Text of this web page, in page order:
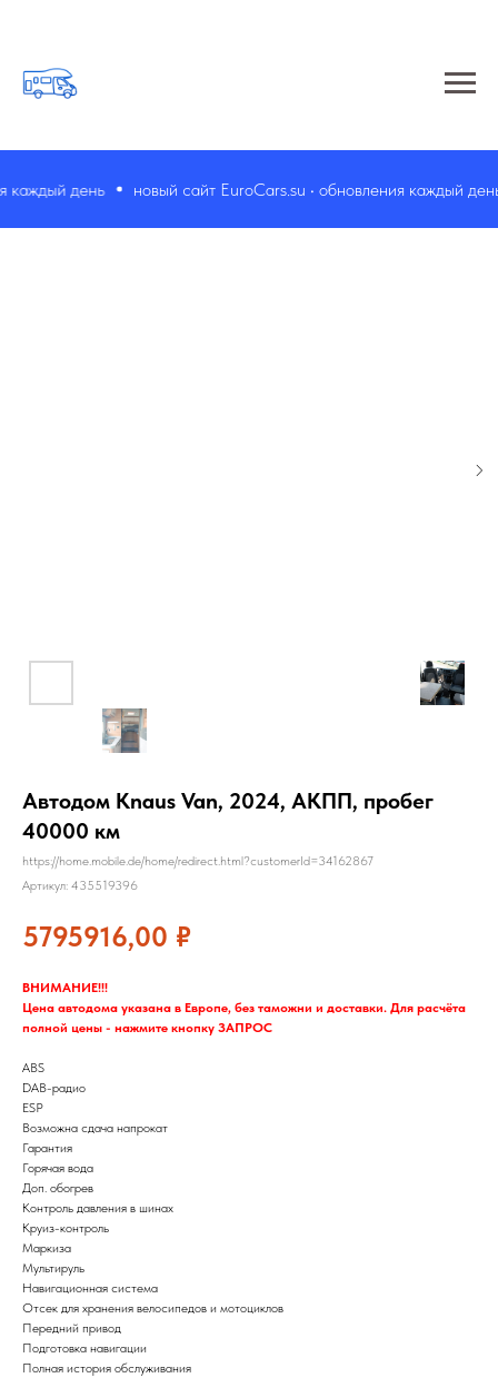
день новый сайт EuroCars.su • обновления каждый день
Автодом Knaus Van, 2024, АКПП, пробег
40000 км
https://home.mobile.de/home/redirect.html?customerId=34162867
Артикул: 435519396
5795916,00 ₽
ВНИМАНИЕ!!!
Цена автодома указана в Европе, без таможни и доставки. Для расчёта
полной цены - нажмите кнопку ЗАПРОС
ABS
DAB-радио
ESP
Возможна сдача напрокат
Гарантия
Горячая вода
Доп. обогрев
Контроль давления в шинах
Круиз-контроль
Маркиза
Мультируль
Навигационная система
Отсек для хранения велосипедов и мотоциклов
Передний привод
Подготовка навигации
Полная история обслуживания